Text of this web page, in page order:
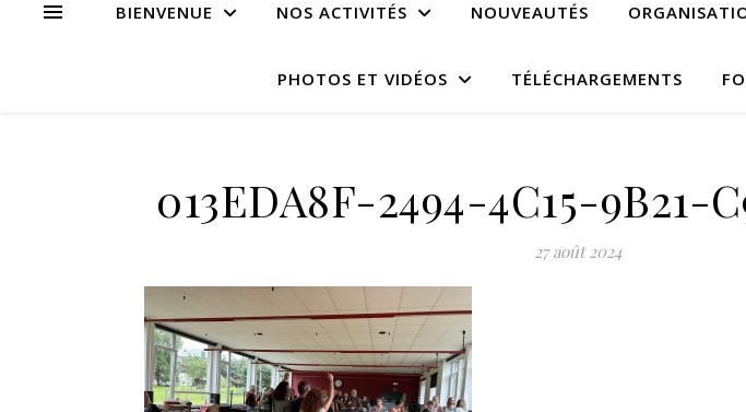
BIENVENUE NOS ACTIVITÉS NOUVEAUTÉS
PHOTOS ET VIDÉOS TÉLÉCHARGEMENTS
013EDA8F-2494-4C15-9B21-
27 août 2024